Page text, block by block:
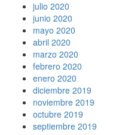
julio 2020
junio 2020
mayo 2020
abril 2020
marzo 2020
febrero 2020
enero 2020
diciembre 2019
noviembre 2019
octubre 2019
septiembre 2019